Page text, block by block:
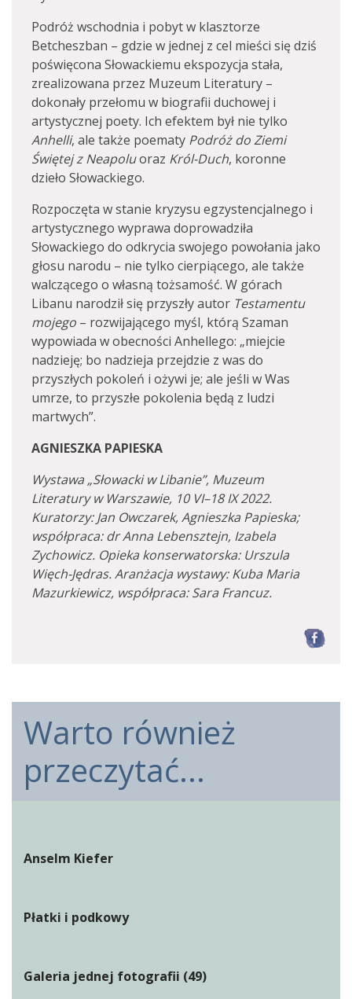
Podróż wschodnia i pobyt w klasztorze
Betcheszban – gdzie w jednej z cel mieści się dziś
poświęcona Słowackiemu ekspozycja stała,
zrealizowana przez Muzeum Literatury –
dokonały przełomu w biografii duchowej i
artystycznej poety. Ich efektem był nie tylko
Anhelli, ale także poematy Podróż do Ziemi
Świętej z Neapoluoraz Król-Duch, koronne
dzieło Słowackiego.
Rozpoczęta w stanie kryzysu egzystencjalnego i
artystycznego wyprawa doprowadziła
Słowackiego do odkrycia swojego powołania jako
głosu narodu – nie tylko cierpiącego, ale także
walczącego o własną tożsamość. W górach
Libanu narodził się przyszły autor Testamentu
mojego – rozwijającego myśl, którą Szaman
wypowiada w obecności Anhellego: „miejcie
nadzieję; bo nadzieja przejdzie z was do
przyszłych pokoleń i ożywi je; ale jeśli w Was
umrze, to przyszłe pokolenia będą z ludzi
martwych”.
AGNIESZKA PAPIESKA
Wystawa „Słowacki w Libanie”, Muzeum
Literatury w Warszawie, 10 VI–18 IX 2022.
Kuratorzy: Jan Owczarek, Agnieszka Papieska;
współpraca: dr Anna Lebensztejn, Izabela
Zychowicz. Opieka konserwatorska: Urszula
Więch-Jędras. Aranżacja wystawy: Kuba Maria
Mazurkiewicz, współpraca: Sara Francuz.
Warto również
przeczytać...
Anselm Kiefer
Płatki i podkowy
Galeria jednej fotografii (49)